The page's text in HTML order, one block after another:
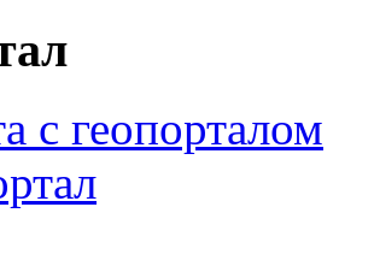
с геопорталом